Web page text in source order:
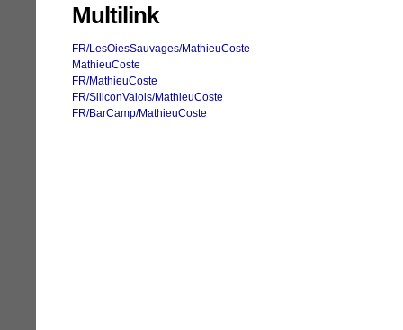
Multilink
FR/LesOiesSauvages/MathieuCoste
MathieuCoste
FR/MathieuCoste
FR/SiliconValois/MathieuCoste
FR/BarCamp/MathieuCoste